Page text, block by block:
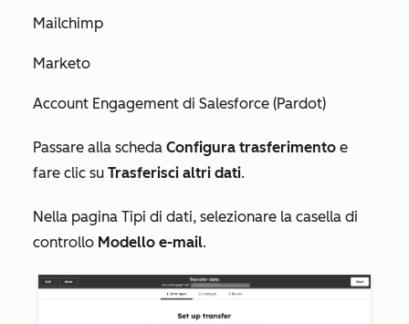
Mailchimp
Marketo
Account Engagement di Salesforce (Pardot)
Passare alla scheda Configura trasferimento e
fare clic su Trasferisci altri dati.
Nella pagina Tipi di dati, selezionare la casella di
controllo Modello e-mail.